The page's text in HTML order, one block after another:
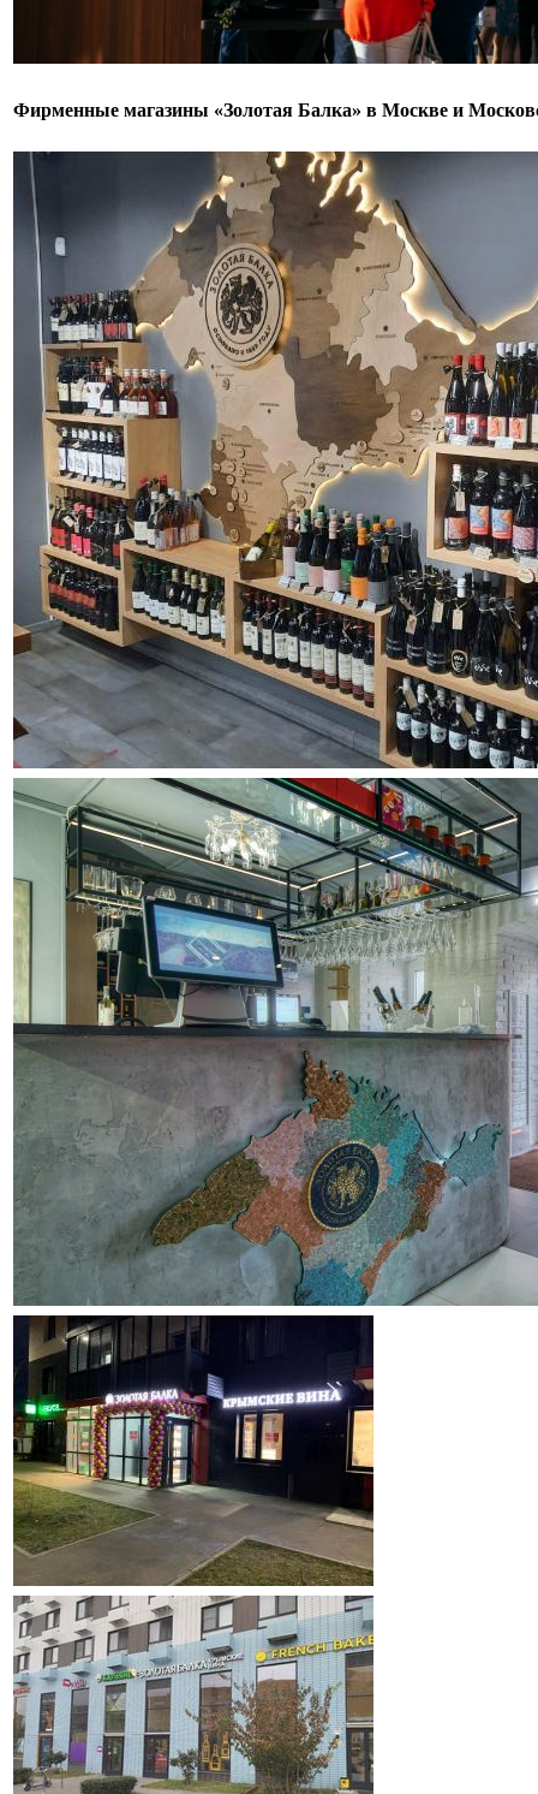
Фирменные магазины «Золотая Балка» в Москве и